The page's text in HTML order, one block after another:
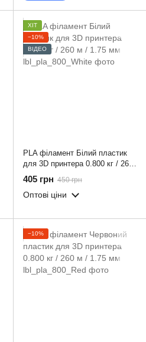
ХІТ
−10%
ВІДЕО
PLA філамент Білий пластик
для 3D принтера 0.800 кг / 260
м / 1.75 мм
405 грн 450 грн
Оптові ціни
−10%